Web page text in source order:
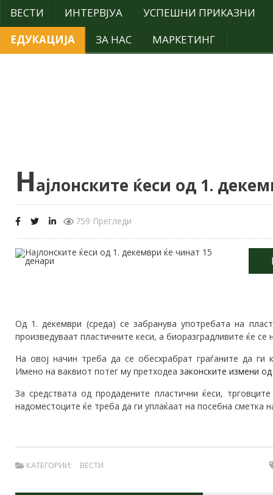
ВЕСТИ ИНТЕРВЈУА
УСПЕШНИ ПРИКАЗНИ
ЕДУКАЦИЈА
ЗА НАС МАРКЕТИНГ
Најлонските ќеси од 1.
759 Прегледи
Од 1. декември (среда) се забранува употребата на
произведуваат пластичните кеси, а биоразградливите ќе се
На овој начин треба да се обесхрабрат граѓаните да ги
Имено на ваквиот потег му претходеа законските измени
За средствата од продадените пластични ќеси,
надоместоците ќе треба да ги уплаќаат на посебна сметка
КАТЕГОРИИ: ВЕСТИ